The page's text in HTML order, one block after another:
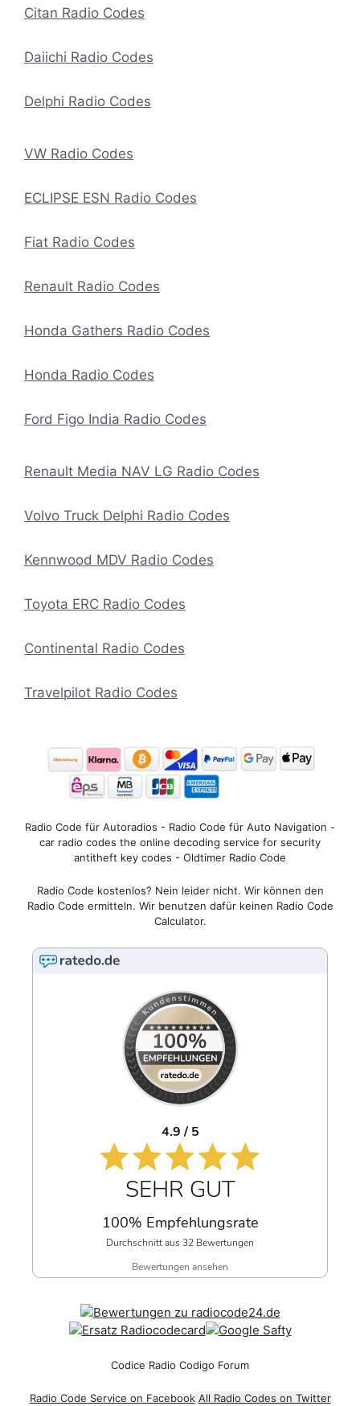
Citan Radio Codes
Daiichi Radio Codes
Delphi Radio Codes
VW Radio Codes
ECLIPSE ESN Radio Codes
Fiat Radio Codes
Renault Radio Codes
Honda Gathers Radio Codes
Honda Radio Codes
Ford Figo India Radio Codes
Renault Media NAV LG Radio Codes
Volvo Truck Delphi Radio Codes
Kennwood MDV Radio Codes
Toyota ERC Radio Codes
Continental Radio Codes
Travelpilot Radio Codes
Radio Code für Autoradios - Radio Code für Auto Navigation -
car radio codes the online decoding service for security
antitheft key codes - Oldtimer Radio Code
Radio Code kostenlos? Nein leider nicht. Wir können den
Radio Code ermitteln. Wir benutzen dafür keinen Radio Code
Calculator.
4.9 / 5
SEHR GUT
100% Empfehlungsrate
Durchschnitt aus 32 Bewertungen
Bewertungen ansehen
Codice Radio Codigo Forum
Radio Code Service on Facebook All Radio Codes on Twitter